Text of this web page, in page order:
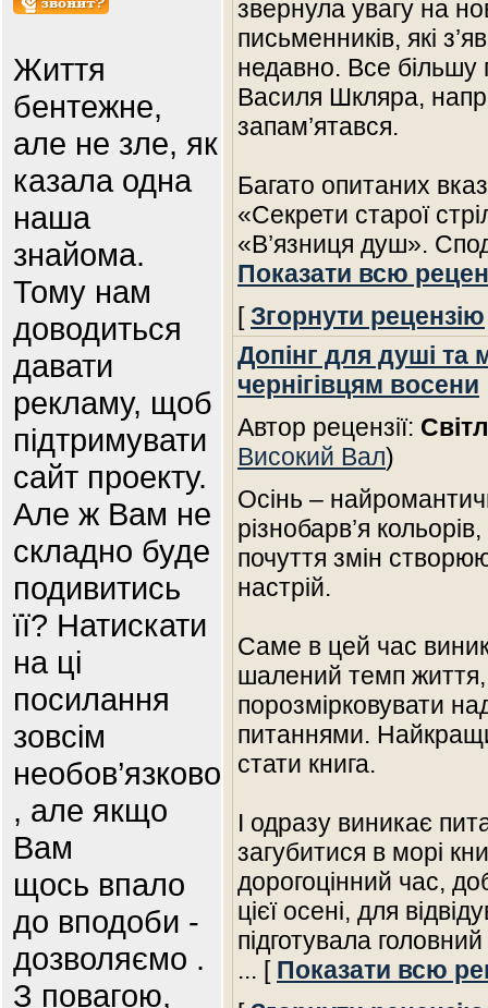
Життя
бентежне,
але не зле, як
казала одна
наша
знайома.
Тому нам
доводиться
давати
рекламу, щоб
підтримувати
сайт проекту.
Але ж Вам не
складно буде
подивитись
її? Натискати
на ці
посилання
зовсім
необов’язково
, але якщо
Вам
щось впало
до вподоби -
дозволяємо .
З повагою,
звернула увагу на
письменників, які
недавно. Все більшу
Василя Шкляра,
запам’ятався.
Багато опитаних
«Секрети старої
«В’язниця душ».
Показати всю
[Згорнути рецензію
Допінг для душі та
чернігівцям восени
Автор рецензії:
Високий Вал)
Осінь –
різнобарв’я
почуття змін
настрій.
Саме в цей час
шалений темп життя,
порозмірковувати
питаннями.
стати книга.
І одразу виникає
загубитися в морі
дорогоцінний час,
цієї осені, для
підготувала
... [ Показати всю